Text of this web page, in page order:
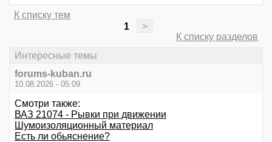
К списку тем
1
>
К списку разделов
Интересные темы
forums-kuban.ru
10.08.2026 - 05:09
Смотри также:
ВАЗ 21074 - Рывки при движении
Шумоизоляционный материал
Есть ли обьяснение?